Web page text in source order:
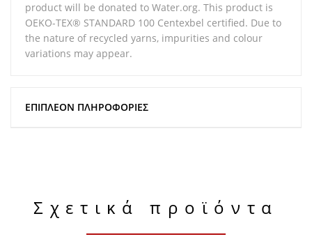
product will be donated to Water.org. This product is
OEKO-TEX® STANDARD 100 Centexbel certified. Due to
the nature of recycled yarns, impurities and colour
variations may appear.
ΕΠΙΠΛΈΟΝ ΠΛΗΡΟΦΟΡΊΕΣ
Σχετικά προϊόντα